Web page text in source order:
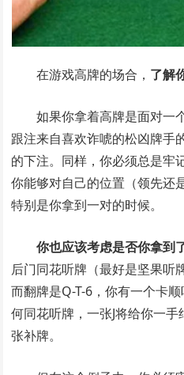
在游戏高牌的场合， 了解
如果你拿着高牌是面对一
跟注来自喜欢诈唬的松凶牌手
的下注。同样，你必须总是牢
你能够对自己的位置（领先还
特别是你拿到一对的时候。
你也应该考虑是否你拿到
后门同花听牌（最好是坚果听
而翻牌是Q-T-6，你有一个卡
何同花听牌，一张J将给你一
张补牌。